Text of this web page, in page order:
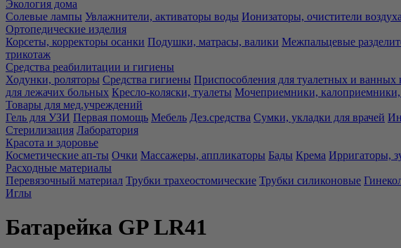
Экология дома
Солевые лампы Увлажнители, активаторы воды Ионизаторы, очистители воздуха
Ортопедические изделия
Корсеты, корректоры осанки Подушки, матрасы, валики Межпальцевые
трикотаж
Средства реабилитации и гигиены
Ходунки, роляторы Средства гигиены Приспособления для туалетных и ванных
для лежачих больных Кресло-коляски, туалеты Мочеприемники, калоприемники,
Товары для мед.учреждений
Гель для УЗИ Первая помощь Мебель Дез.средства Сумки, укладки для врачей
Стерилизация Лаборатория
Красота и здоровье
Косметические ап-ты Очки Массажеры, аппликаторы Бады Крема Ирригаторы,
Расходные материалы
Перевязочный материал Трубки трахеостомические Трубки силиконовые
Иглы
Батарейка GP LR41